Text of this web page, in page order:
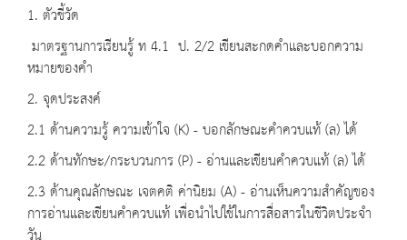
1. ตัวชี้วัด
มาตรฐานการเรียนรู้ ท 4.1 ป. 2/2 เขียนสะกดคำและบอกความ
หมายของคำ
2. จุดประสงค์
2.1 ด้านความรู้ ความเข้าใจ (K) - บอกลักษณะคำควบแท้ (ล) ได้
2.2 ด้านทักษะ/กระบวนการ (P) - อ่านและเขียนคำควบแท้ (ล) ได้
2.3 ด้านคุณลักษณะ เจตคติ ค่านิยม (A) - อ่านเห็นความสำคัญของ
การอ่านและเขียนคำควบแท้ เพื่อนำไปใช้ในการสื่อสารในชีวิตประจำ